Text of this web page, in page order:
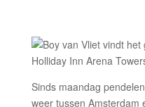
Sinds maandag
weer tussen Amsterdam